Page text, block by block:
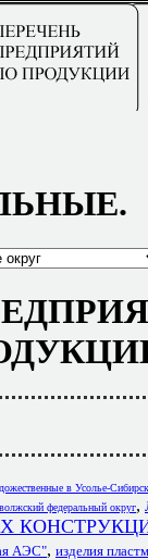
в Усолье-
федеральный округ,
АЭС", изделия